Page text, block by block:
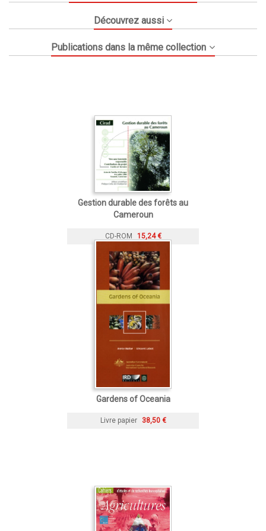
Découvrez aussi
Publications dans la même collection
Gestion durable des forêts au
Cameroun
CD-ROM 15,24 €
Gardens of Oceania
Livre papier 38,50 €